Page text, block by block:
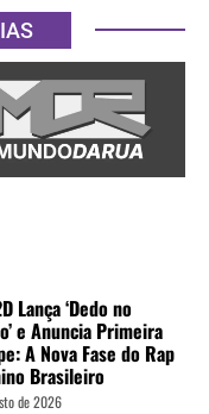
Lança ‘Dedo no
e Anuncia Primeira
A Nova Fase do Rap
Brasileiro
de 2026